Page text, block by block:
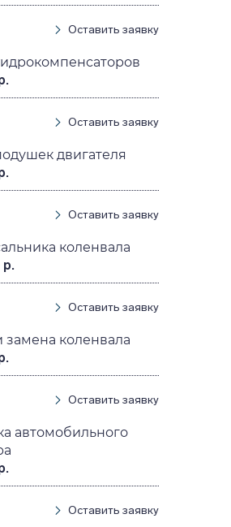
Оставить заявку
Оставить заявку
двигателя
Оставить заявку
коленвала
р.
Оставить заявку
замена коленвала
Оставить заявку
автомобильного
Оставить заявку